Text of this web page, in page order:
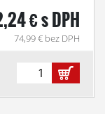
€ s DPH
74,99 € bez DPH